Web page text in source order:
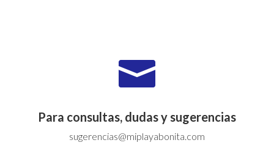

Para consultas, dudas y sugerencias
sugerencias@miplayabonita.com